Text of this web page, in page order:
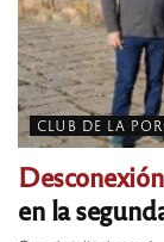
CLUB DE LA
en la